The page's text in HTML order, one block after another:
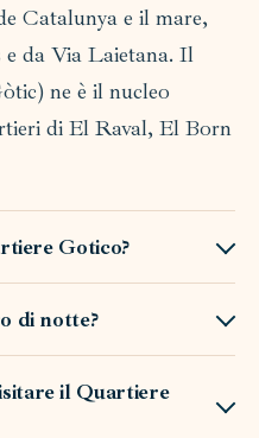
Catalunya e il mare,
da Via Laietana. Il
ne è il nucleo
di El Raval, El Born
Gotico?
di notte?
il Quartiere